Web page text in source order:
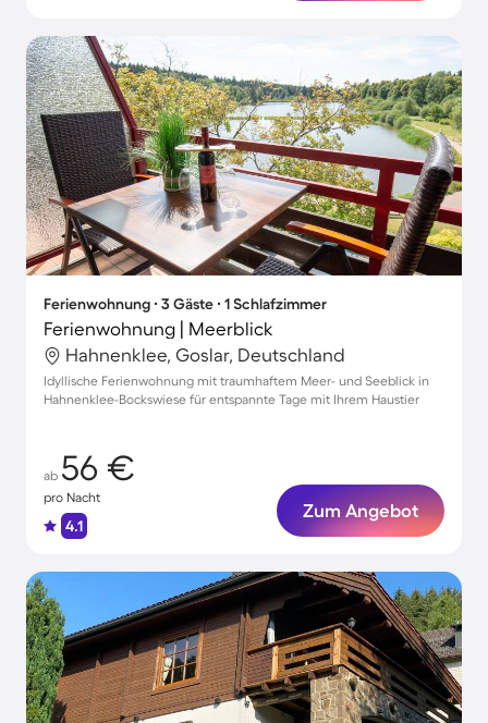
Ferienwohnung ∙ 3 Gäste ∙ 1 Schlafzimmer
Ferienwohnung | Meerblick
Hahnenklee, Goslar, Deutschland
Idyllische Ferienwohnung mit traumhaftem Meer- und Seeblick in
Hahnenklee-Bockswiese für entspannte Tage mit Ihrem Haustier
ab 56 €
pro Nacht
4.1
Zum Angebot